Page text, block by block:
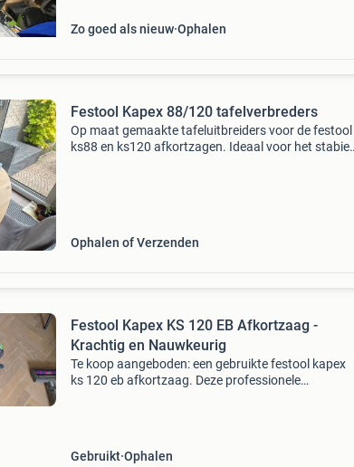
Zo goed als nieuw Ophalen
Festool Kapex 88/120 tafelverbreders
Op maat gemaakte tafeluitbreiders voor de festool
ks88 en ks120 afkortzagen. Ideaal voor het stabiel
Ophalen of Verzenden
Festool Kapex KS 120 EB Afkortzaag -
Krachtig en Nauwkeurig
Te koop aangeboden: een gebruikte festool kapex
ks 120 eb afkortzaag. Deze professionele
Gebruikt Ophalen